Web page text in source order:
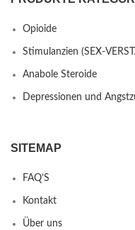
Opioide
Stimulanzien (SEX-
Anabole Steroide
Depressionen und
SITEMAP
FAQ’S
Kontakt
Über uns